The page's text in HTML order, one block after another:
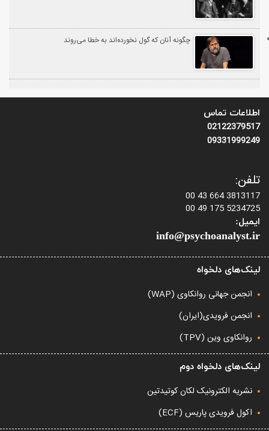
چگونه آنان که گول نخورده‌اند به خطا می‌روند
اطلاعات تماس
02122379517
09331999249
تلفن:
3813117 664 43 00
5234725 175 49 00
ایمیل:
info@psychoanalyst.ir
لینک‌های دلخواه
انجمن جهانی روانکاوی (WAP)
انجمن فرویدی(ایران)
روانکاوی وین (TPV)
لینک‌های دلخواه دوم
نشریه الکترونیک لکان کوتیدتین
اکول فرویدی پاریس (ECF)